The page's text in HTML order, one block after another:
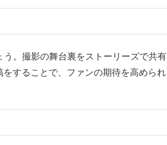
。撮影の舞台裏をストーリーズで共有
することで、ファンの期待を高められ